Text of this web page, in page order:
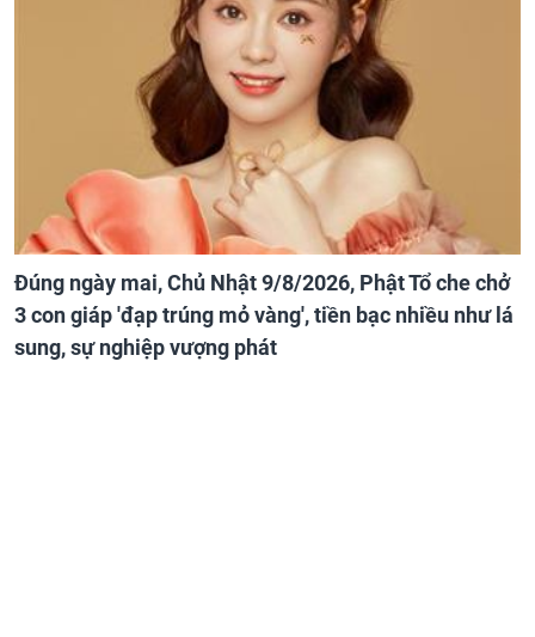
Đúng ngày mai, Chủ Nhật 9/8/2026, Phật Tổ che chở
3 con giáp 'đạp trúng mỏ vàng', tiền bạc nhiều như lá
sung, sự nghiệp vượng phát